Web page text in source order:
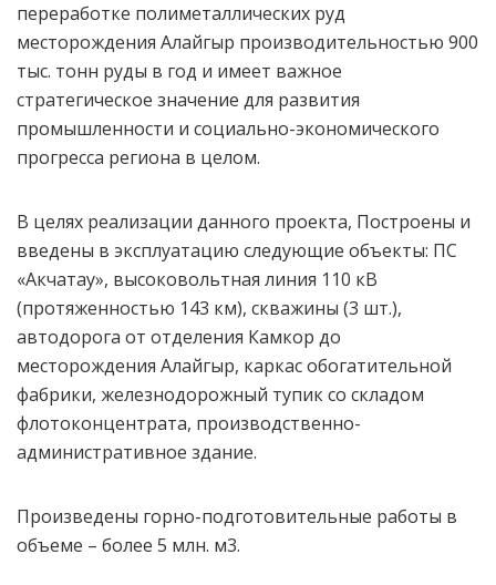
переработке полиметаллических руд
месторождения Алайгыр производительностью 900
тыс. тонн руды в год и имеет важное
стратегическое значение для развития
промышленности и социально-экономического
прогресса региона в целом.
В целях реализации данного проекта, Построены и
введены в эксплуатацию следующие объекты: ПС
«Акчатау», высоковольтная линия 110 кВ
(протяженностью 143 км), скважины (3 шт.),
автодорога от отделения Камкор до
месторождения Алайгыр, каркас обогатительной
фабрики, железнодорожный тупик со складом
флотоконцентрата, производственно-
административное здание.
Произведены горно-подготовительные работы в
объеме – более 5 млн. м3.